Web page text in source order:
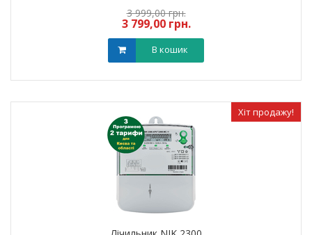
3 999,00 грн.
3 799,00 грн.
В кошик
Хіт продажу!